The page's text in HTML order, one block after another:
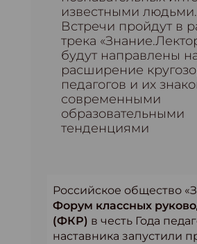
известными людьми.
Встречи пройдут в
трека
будут направлены
расширение
педагогов и их
современными
образовательными
тенденциями
Российское общество
Форум классных
(ФКР) в честь Года
наставника запустили